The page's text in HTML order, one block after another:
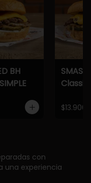
BH
Classic
$13.900
con
una experiencia